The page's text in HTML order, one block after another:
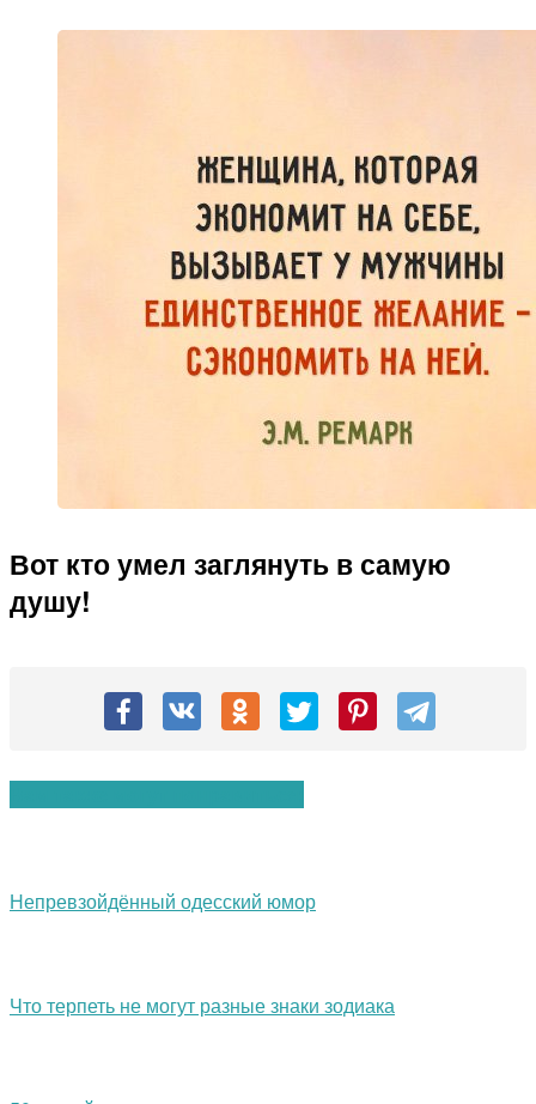
Вот кто умел заглянуть в самую
душу!
Непревзойдённый одесский юмор
Что терпеть не могут разные знаки зодиака